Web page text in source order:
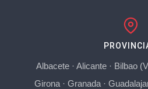
Albacete· Alicante· Bilbao
Girona· Granada·